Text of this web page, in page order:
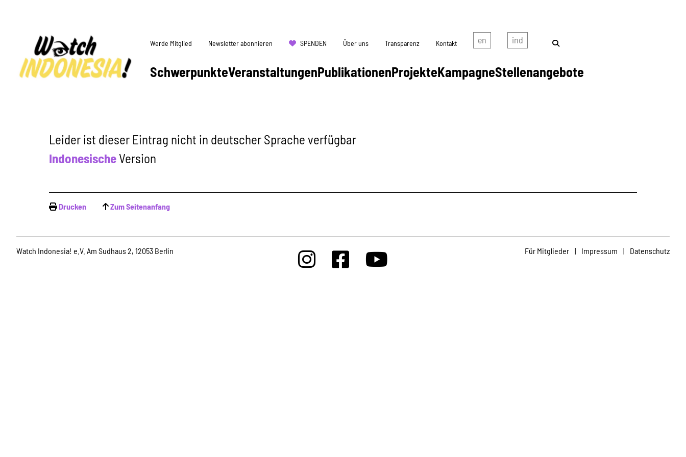
SchwerpunkteVeranstaltungenPublikationenProjekteKampagneStellenangebote
Werde Mitglied Newsletter abonnieren SPENDEN Über uns Transparenz Kontakt
Leider ist dieser Eintrag nicht in deutscher Sprache verfügbar
Indonesische Version
Drucken Zum Seitenanfang
Watch Indonesia! e.V. Am Sudhaus 2, 12053 Berlin Für Mitglieder | Impressum | Datenschutz